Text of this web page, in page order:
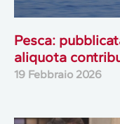
Pesca:
aliquota
19 Febbraio 2026